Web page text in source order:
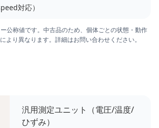
対応）
公称値です。中古品のため、個体ごとの状態・動作
より異なります。詳細はお問い合わせください。
汎用測定ユニット（電圧/温度/
ひずみ）